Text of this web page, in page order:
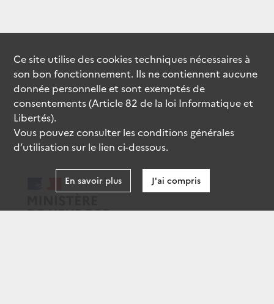
Ce site utilise descookiestechniques nécessaires à
son bon fonctionnement. Ils ne contiennent aucune
donnée personnelle et sont exemptés de
consentements (Article 82 de la loi Informatique et
Libertés).
Vous pouvez consulter les conditions générales
d’utilisation sur le lien ci-dessous.
En savoir plus J'ai compris